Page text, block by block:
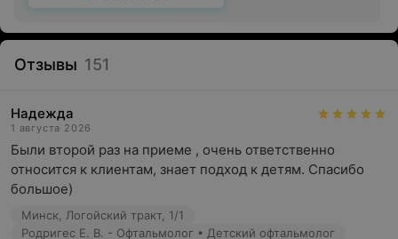
Отзывы 151
Надежда
1 августа 2026
Были второй раз на приеме , очень ответственно
относится к клиентам, знает подход к детям. Спасибо
большое)
Минск, Логойский тракт, 1/1
Родригес Е. В. - Офтальмолог • Детский офтальмолог